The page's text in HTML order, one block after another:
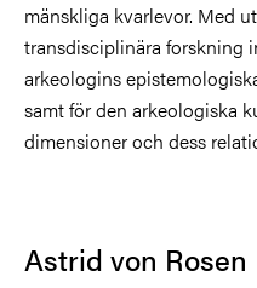
mänskliga kvarlevor. Med
transdisciplinära forskning
arkeologins
samt för den arkeologiska
dimensioner och dess
Astrid von Rosen